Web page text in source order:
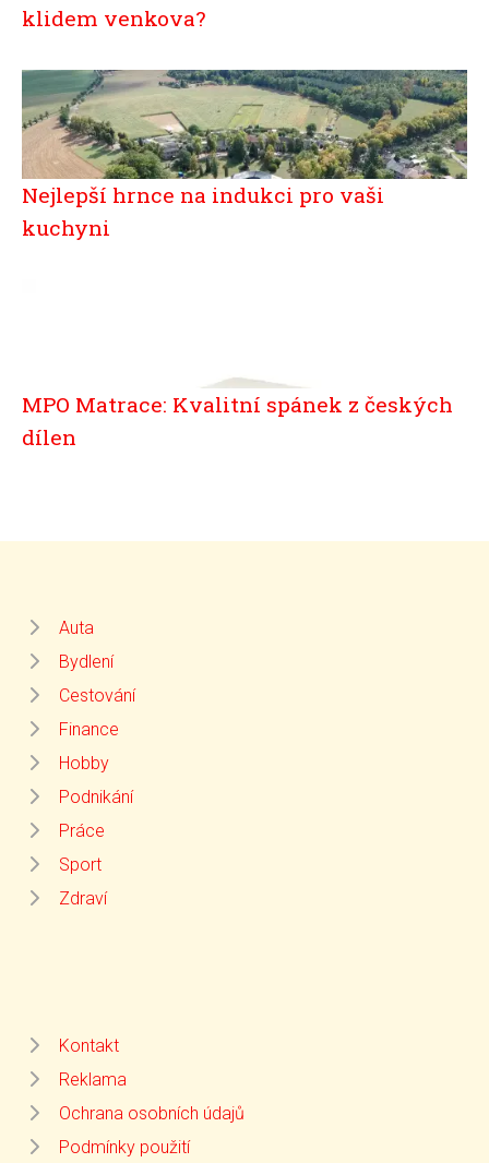
klidem venkova?
Nejlepší hrnce na indukci pro vaši
kuchyni
MPO Matrace: Kvalitní spánek z českých
dílen
Auta
Bydlení
Cestování
Finance
Hobby
Podnikání
Práce
Sport
Zdraví
Kontakt
Reklama
Ochrana osobních údajů
Podmínky použití